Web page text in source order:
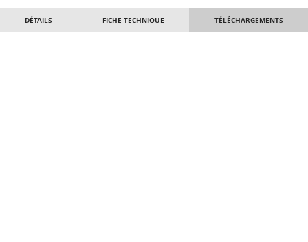
DÉTAILS FICHE TECHNIQUE TÉLÉCHARGEMENTS